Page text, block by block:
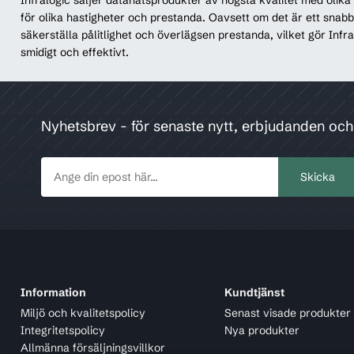
för olika hastigheter och prestanda. Oavsett om det är ett
säkerställa pålitlighet och överlägsen prestanda, vilket gör
smidigt och effektivt.
Nyhetsbrev - för senaste nytt, erbjudanden
Information
Miljö och kvalitetspolicy
Integritetspolicy
Allmänna försäljningsvillkor
Kundtjänst
Senast visade produkter
Nya produkter